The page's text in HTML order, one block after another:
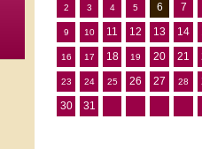
2 3 4 5 6 7
9 10 11 12 13 14
16 17 18 19 20 21
23 24 25 26 27 28
30
31